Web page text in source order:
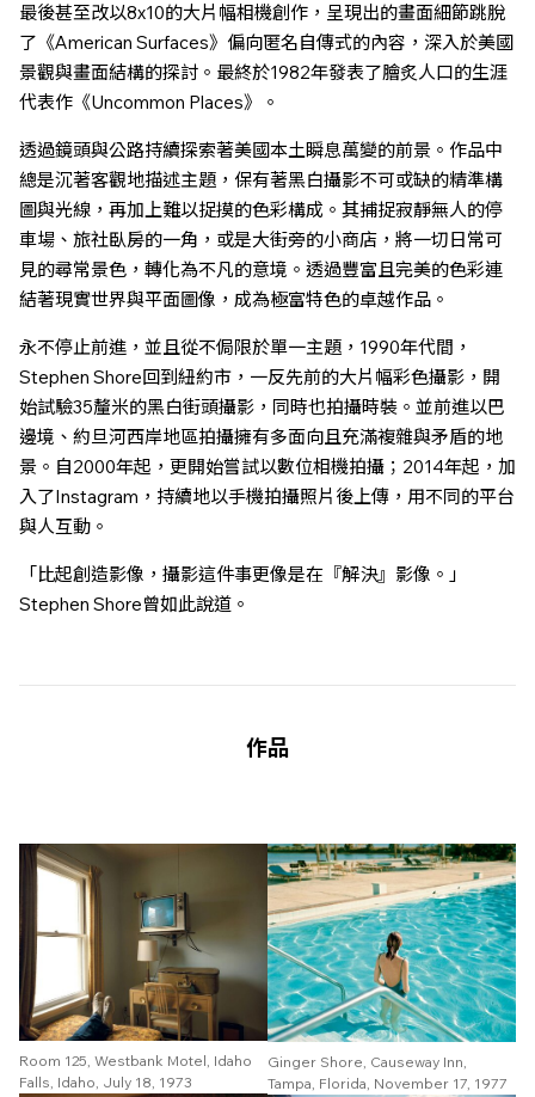
最後甚至改以8x10的大片幅相機創作，呈現出的畫面細節跳脫
了《American Surfaces》偏向匿名自傳式的內容，深入於美國
景觀與畫面結構的探討。最終於1982年發表了膾炙人口的生涯
代表作《Uncommon Places》。
透過鏡頭與公路持續探索著美國本土瞬息萬變的前景。作品中
總是沉著客觀地描述主題，保有著黑白攝影不可或缺的精準構
圖與光線，再加上難以捉摸的色彩構成。其捕捉寂靜無人的停
車場、旅社臥房的一角，或是大街旁的小商店，將一切日常可
見的尋常景色，轉化為不凡的意境。透過豐富且完美的色彩連
結著現實世界與平面圖像，成為極富特色的卓越作品。
永不停止前進，並且從不侷限於單一主題，1990年代間，
Stephen Shore回到紐約市，一反先前的大片幅彩色攝影，開
始試驗35釐米的黑白街頭攝影，同時也拍攝時裝。並前進以巴
邊境、約旦河西岸地區拍攝擁有多面向且充滿複雜與矛盾的地
景。自2000年起，更開始嘗試以數位相機拍攝；2014年起，加
入了Instagram，持續地以手機拍攝照片後上傳，用不同的平台
與人互動。
「比起創造影像，攝影這件事更像是在『解決』影像。」
Stephen Shore曾如此說道。
作品
Room 125, Westbank Motel, Idaho
Falls, Idaho, July 18, 1973
Ginger Shore, Causeway Inn,
Tampa, Florida, November 17, 1977